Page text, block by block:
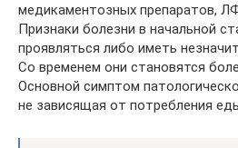
медикаментозных препаратов,
Признаки болезни в начальной
проявляться либо иметь
Со временем они становятся
Основной симптом
не зависящая от потребления